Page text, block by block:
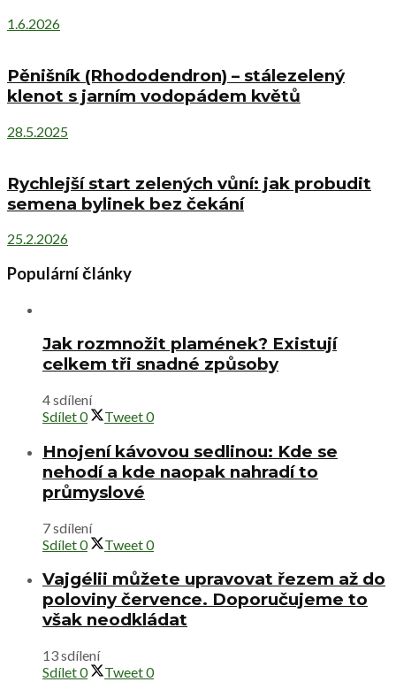
1.6.2026
Pěnišník (Rhododendron) – stálezelený
klenot s jarním vodopádem květů
28.5.2025
Rychlejší start zelených vůní: jak probudit
semena bylinek bez čekání
25.2.2026
Populární články
Jak rozmnožit plamének? Existují
celkem tři snadné způsoby
4 sdílení
Sdílet0 Tweet0
Hnojení kávovou sedlinou: Kde se
nehodí a kde naopak nahradí to
průmyslové
7 sdílení
Sdílet0 Tweet0
Vajgélii můžete upravovat řezem až do
poloviny července. Doporučujeme to
však neodkládat
13 sdílení
Sdílet0 Tweet0